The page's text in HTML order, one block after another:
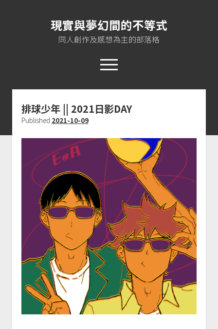
現實與夢幻間的不等式
同人創作及感想為主的部落格
open
twitterinstagram
rss jasloveel@gmail.com
Plurk
Pixiv
Instagram
EoA
排球少年 || 2021日影DAY
Published 2021-10-09